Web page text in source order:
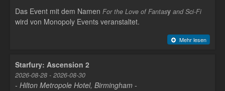
Das Event mit dem Namen For the Love of Fantasy and Sci-Fi
wird von Monopoly Events veranstaltet.
Mehr lesen
Starfury: Ascension 2
2026-08-28 - 2026-08-30
- Hilton Metropole Hotel, Birmingham -